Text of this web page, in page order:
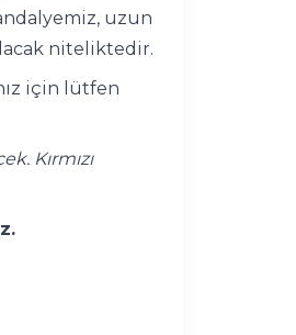
uzun
niteliktedir.
için lütfen
Kırmızı